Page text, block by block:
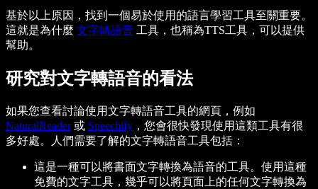
基於以上原因，找到一個易於使用的語言學習工具至關重要。
這就是為什麼 文字轉語音 工具，也稱為TTS工具，可以提供
幫助。
研究對文字轉語音的看法
如果您查看討論使用文字轉語音工具的網頁，例如
NaturalReader或 Speechify ，您會很快發現使用這類工具有很
多好處。人們需要了解的文字轉語音工具包括：
這是一種可以將書面文字轉換為語音的工具。使用這種
免費的文字工具，幾乎可以將頁面上的任何文字轉換為